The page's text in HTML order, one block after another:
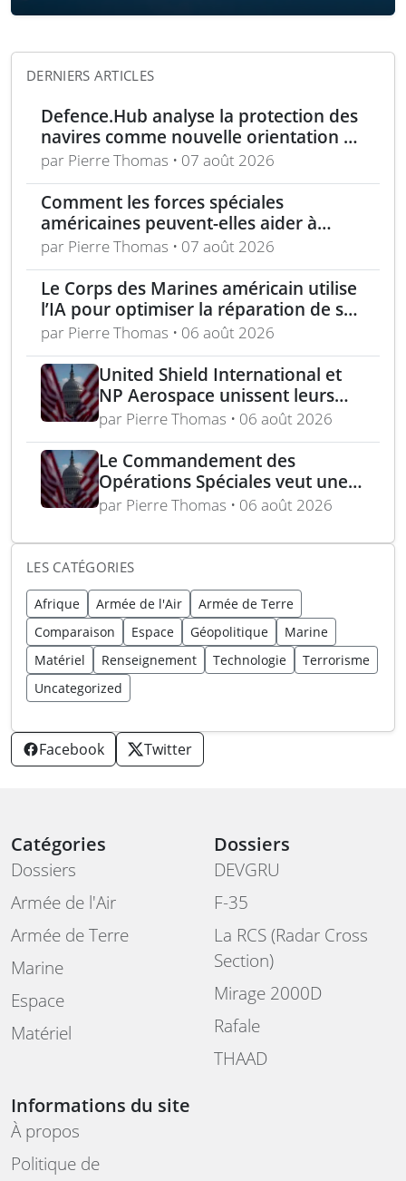
DERNIERS ARTICLES
Defence.Hub analyse la protection des
navires comme nouvelle orientation du
système MACS
par Pierre Thomas • 07 août 2026
Comment les forces spéciales
américaines peuvent-elles aider à
repousser la Chine à Taïwan ?
par Pierre Thomas • 07 août 2026
Le Corps des Marines américain utilise
l’IA pour optimiser la réparation de ses
équipements
par Pierre Thomas • 06 août 2026
United Shield International et
NP Aerospace unissent leurs
forces pour renforcer le soutien
aux équipes américaines de
déminage
par Pierre Thomas • 06 août 2026
Le Commandement des
Opérations Spéciales veut une
mitrailleuse 5,56 mm de 4,5 kg
par Pierre Thomas • 06 août 2026
LES CATÉGORIES
Afrique Armée de l'Air
Armée de Terre
Comparaison
Espace Géopolitique
Marine
Matériel
Renseignement Technologie
Terrorisme
Uncategorized
Facebook Twitter
Catégories
Dossiers
Armée de l'Air
Armée de Terre
Marine
Espace
Matériel
Dossiers
DEVGRU
F-35
La RCS (Radar Cross
Section)
Mirage 2000D
Rafale
THAAD
Informations du site
À propos
Politique de